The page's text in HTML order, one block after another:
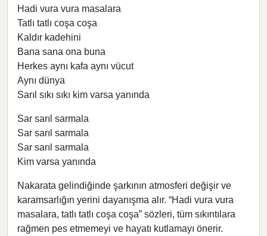
Hadi vura vura masalara
Tatlı tatlı coşa coşa
Kaldır kadehini
Bana sana ona buna
Herkes aynı kafa aynı vücut
Aynı dünya
Sarıl sıkı sıkı kim varsa yanında
Sar sarıl sarmala
Sar sarıl sarmala
Sar sarıl sarmala
Kim varsa yanında
Nakarata gelindiğinde şarkının atmosferi değişir ve
karamsarlığın yerini dayanışma alır. “Hadi vura vura
masalara, tatlı tatlı coşa coşa” sözleri, tüm sıkıntılara
rağmen pes etmemeyi ve hayatı kutlamayı önerir.